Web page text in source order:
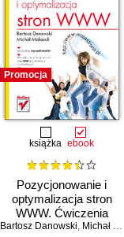
Promocja
książka ebook
Pozycjonowanie i
optymalizacja stron
WWW. Ćwiczenia
praktyczne
Bartosz Danowski, Michał Makaruk